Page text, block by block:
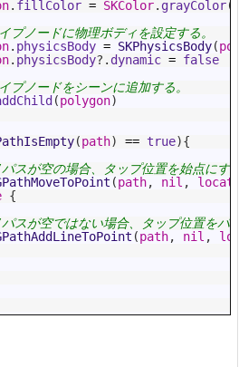
. fillColor = SKColor. grayColor(
プノードに物理ボディを設定する。
. physicsBody = SKPhysicsBody(
. physicsBody? . dynamic = false
プノードをシーンに追加する。
(polygon)
(path) == true){
スが空の場合、タップ位置を始点にす
(path, nil ,
{
スが空ではない場合、タップ位置をパ
(path, nil ,